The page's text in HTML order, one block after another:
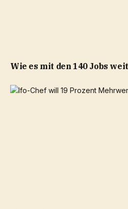
Wie es mit den 140 Jobs